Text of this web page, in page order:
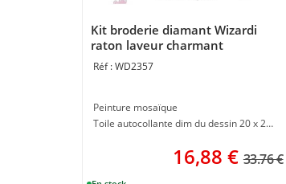
Kit broderie diamant Wizardi
raton laveur charmant
WD2357
Peinture mosaïque
Toile autocollante dim du dessin 20 x 20 cm
16,88 € 33.76 €